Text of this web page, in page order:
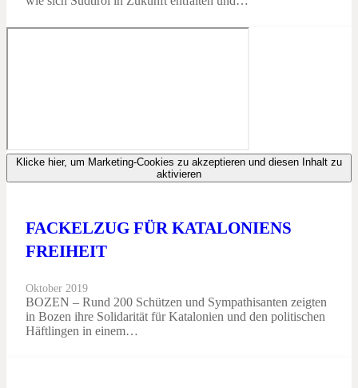
Klicke hier, um Marketing-Cookies zu akzeptieren und diesen Inhalt zu
aktivieren
FACKELZUG FÜR KATALONIENS
FREIHEIT
Oktober 2019
BOZEN – Rund 200 Schützen und Sympathisanten zeigten
in Bozen ihre Solidarität für Katalonien und den politischen
Häftlingen in einem…